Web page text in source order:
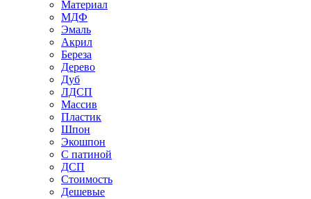
Материал
МДФ
Эмаль
Акрил
Береза
Дерево
Дуб
ЛДСП
Массив
Пластик
Шпон
Экошпон
С патиной
ДСП
Стоимость
Дешевые